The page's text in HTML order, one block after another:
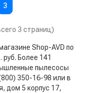
3
3 страниц)
Shop-AVD по
руб. Более 141
пылесосы
350-16-98 или в
дом 5 корпус 17,